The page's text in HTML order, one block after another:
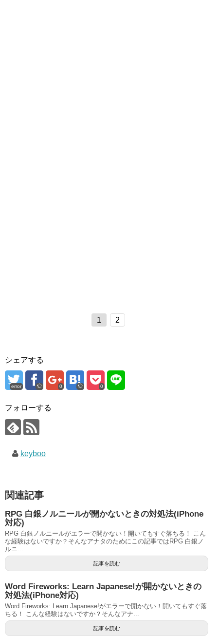
1 2
シェアする
error 0 0
フォローする
keyboo
関連記事
RPG 白銀ノルニールが開かないときの対処法(iPhone
対応)
RPG 白銀ノルニールがエラーで開かない！開いてもすぐ落ちる！ こん
な経験はないですか？そんなアナタのためにこの記事ではRPG 白銀ノ
ルニ...
記事を読む
Word Fireworks: Learn Japanese!が開かないときの
対処法(iPhone対応)
Word Fireworks: Learn Japanese!がエラーで開かない！開いてもすぐ落
ちる！ こんな経験はないですか？そんなアナ...
記事を読む